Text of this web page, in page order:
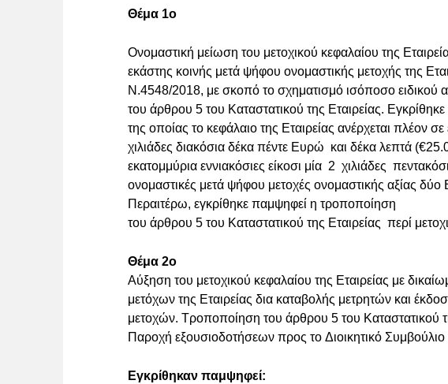
Θέμα 1ο
Ονομαστική μείωση του μετοχικού κεφαλαίου της
εκάστης κοινής μετά ψήφου ονομαστικής μετοχής της
Ν.4548/2018, με σκοπό το σχηματισμό ισόποσο ειδικού
του άρθρου 5 του Καταστατικού της Εταιρείας.
της οποίας το κεφάλαιο της Εταιρείας ανέρχεται πλέον σε
χιλιάδες διακόσια δέκα πέντε Ευρώ και δέκα λεπτά
εκατομμύρια εννιακόσιες είκοσι μία 2 χιλιάδες
ονομαστικές μετά ψήφου μετοχές ονομαστικής αξίας
Περαιτέρω, εγκρίθηκε παμψηφεί η τροποποίηση
του άρθρου 5 του Καταστατικού της Εταιρείας περί
Θέμα 2ο
Αύξηση του μετοχικού κεφαλαίου της Εταιρείας με
μετόχων της Εταιρείας δια καταβολής μετρητών και
μετοχών. Τροποποίηση του άρθρου 5 του Καταστατικού
Παροχή εξουσιοδοτήσεων προς το Διοικητικό
Εγκρίθηκαν παμψηφεί: